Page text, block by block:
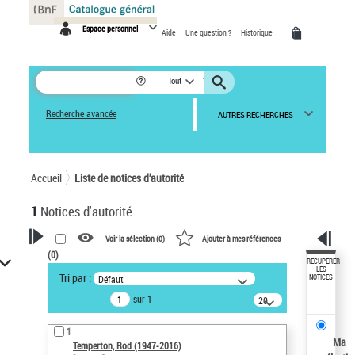
Espace personnel Aide Une question ? Historique
Tout
Recherche avancée AUTRES RECHERCHES
Accueil Liste de notices d’autorité
1 Notices d'autorité
VOTRE RECHERCHE
Recherche avancée dans les
notices d’autorité
Œuvres liées à l'auteur :
Temperton, Rod (1947-2016)
Voir la sélection (0) Ajouter à mes références
(0)
Tri par : Défaut
sur 1
20
résultats/page
1
Temperton, Rod (1947-2016)
RÉCUPÉRER
LES
NOTICES
Ma
Panneau de gestion des cookies